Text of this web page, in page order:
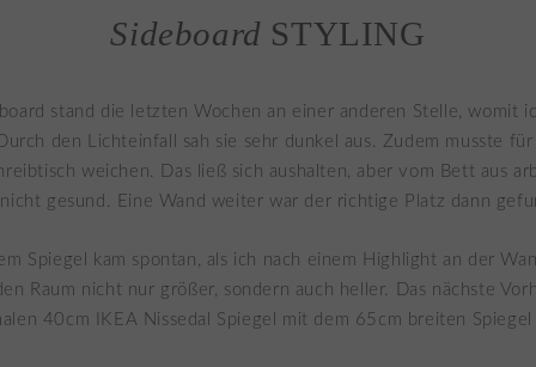
Sideboard STYLING
stand die letzten Wochen an einer anderen Stelle, womit
den Lichteinfall sah sie sehr dunkel aus. Zudem musste
weichen. Das ließ sich aushalten, aber vom Bett aus
gesund. Eine Wand weiter war der richtige Platz dann
Spiegel kam spontan, als ich nach einem Highlight an der
Raum nicht nur größer, sondern auch heller. Das nächste
40cm IKEA Nissedal Spiegel mit dem 65cm breiten